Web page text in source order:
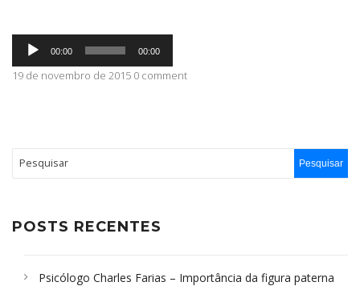
CONTATO
Tocador
áudio
00:00 00:00
19 de novembro de 2015 0 comment
POSTS RECENTES
Psicólogo Charles Farias – Importância da figura paterna